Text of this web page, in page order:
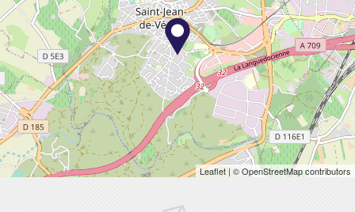
Leaflet | © OpenStreetMap contributors